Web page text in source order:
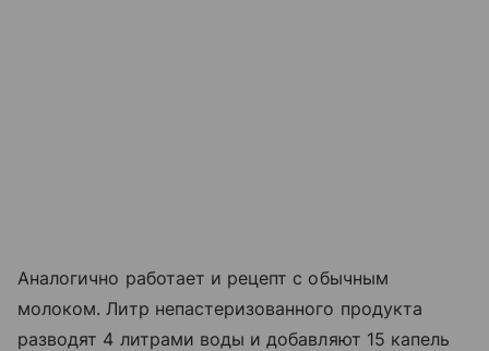
Аналогично работает и рецепт с обычным
молоком. Литр непастеризованного продукта
разводят 4 литрами воды и добавляют 15 капель